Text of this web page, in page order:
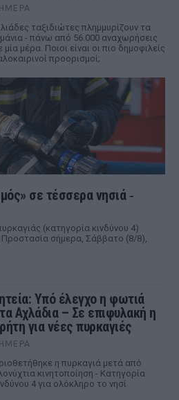
ταξιδιώτες πλημμυρίζουν τα
- πάνω από 56.000 αναχωρήσεις
μία μέρα. Ποιοι είναι οι πιο δημοφιλείς
προορισμοί;
σε τέσσερα νησιά ‑
(κατηγορία κινδύνου 4)
Προστασία σήμερα, Σάββατο (8/8),
Υπό έλεγχο η φωτιά
Αχλάδια – Σε επιφυλακή η
για νέες πυρκαγιές
η πυρκαγιά μετά από
κινητοποίηση - Κατηγορία
4 για ολόκληρο το νησί